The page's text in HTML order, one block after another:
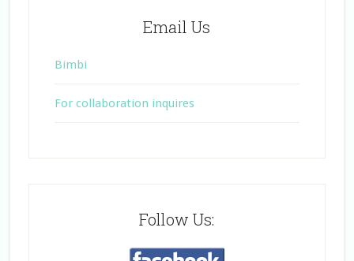
Email Us
Bimbi
For collaboration inquires
Follow Us: